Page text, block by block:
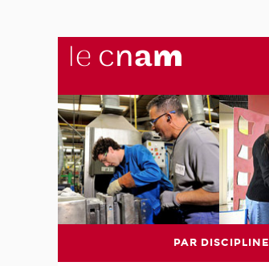
PAR DISCIPLINE